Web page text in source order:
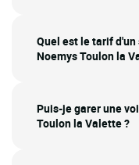
Quel est le tarif
Noemys Toulon la
Puis-je garer une
Toulon la Valette ?